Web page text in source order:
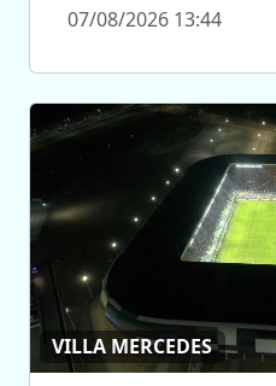
07/08/2026 13:44
VILLA MERCEDES